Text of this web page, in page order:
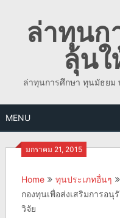
contentล่าทุนก
ลุ้น
ล่าทุนการศึกษา ทุนมัธยม
MENU
มกราคม 21, 2015
Home
ทุนประเภทอื่นๆ
กองทุนเพื่อส่งเสริมการอ
วิจัย